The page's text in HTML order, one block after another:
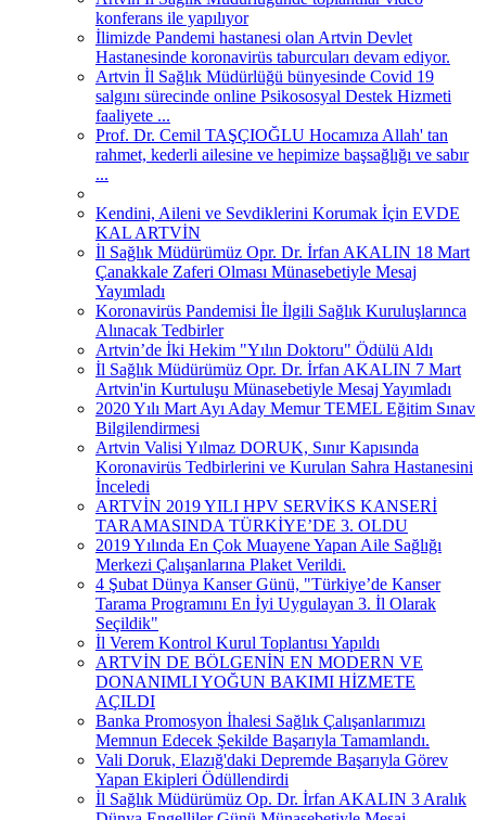
konferans ile yapılıyor
İlimizde Pandemi hastanesi olan Artvin Devlet
Hastanesinde koronavirüs taburcuları devam ediyor.
Artvin İl Sağlık Müdürlüğü bünyesinde Covid 19
salgını sürecinde online Psikososyal Destek Hizmeti
faaliyete ...
Prof. Dr. Cemil TAŞÇIOĞLU Hocamıza Allah' tan
rahmet, kederli ailesine ve hepimize başsağlığı ve sabır
...
Kendini, Aileni ve Sevdiklerini Korumak İçin EVDE
KAL ARTVİN
İl Sağlık Müdürümüz Opr. Dr. İrfan AKALIN 18 Mart
Çanakkale Zaferi Olması Münasebetiyle Mesaj
Yayımladı
Koronavirüs Pandemisi İle İlgili Sağlık Kuruluşlarınca
Alınacak Tedbirler
Artvin’de İki Hekim "Yılın Doktoru" Ödülü Aldı
İl Sağlık Müdürümüz Opr. Dr. İrfan AKALIN 7 Mart
Artvin'in Kurtuluşu Münasebetiyle Mesaj Yayımladı
2020 Yılı Mart Ayı Aday Memur TEMEL Eğitim Sınav
Bilgilendirmesi
Artvin Valisi Yılmaz DORUK, Sınır Kapısında
Koronavirüs Tedbirlerini ve Kurulan Sahra Hastanesini
İnceledi
ARTVİN 2019 YILI HPV SERVİKS KANSERİ
TARAMASINDA TÜRKİYE’DE 3. OLDU
2019 Yılında En Çok Muayene Yapan Aile Sağlığı
Merkezi Çalışanlarına Plaket Verildi.
4 Şubat Dünya Kanser Günü, "Türkiye’de Kanser
Tarama Programını En İyi Uygulayan 3. İl Olarak
Seçildik"
İl Verem Kontrol Kurul Toplantısı Yapıldı
ARTVİN DE BÖLGENİN EN MODERN VE
DONANIMLI YOĞUN BAKIMI HİZMETE
AÇILDI
Banka Promosyon İhalesi Sağlık Çalışanlarımızı
Memnun Edecek Şekilde Başarıyla Tamamlandı.
Vali Doruk, Elazığ'daki Depremde Başarıyla Görev
Yapan Ekipleri Ödüllendirdi
İl Sağlık Müdürümüz Op. Dr. İrfan AKALIN 3 Aralık